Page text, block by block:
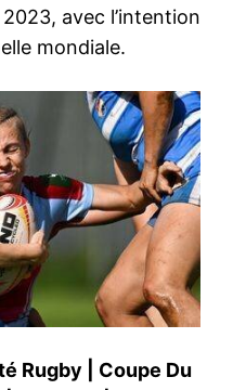
avec l’intention
mondiale.
Rugby
Coupe Du